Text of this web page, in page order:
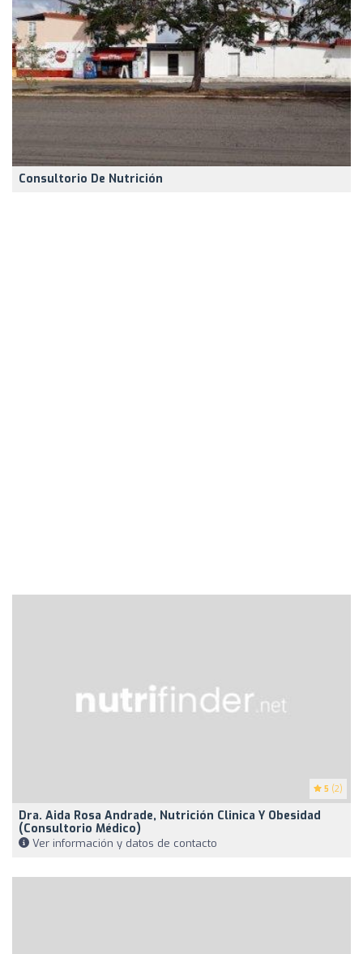
Consultorio De Nutrición
5 (2)
Dra. Aida Rosa Andrade, Nutrición Clinica Y Obesidad
(Consultorio Médico)
Ver información y datos de contacto